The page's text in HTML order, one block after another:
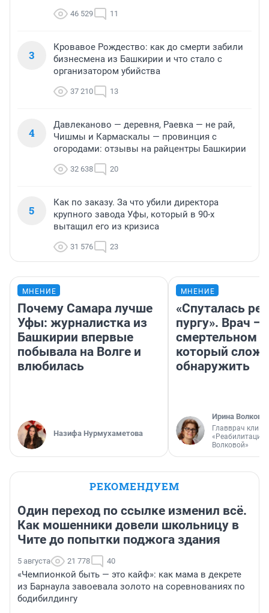
46 529 11
3
Кровавое Рождество: как до смерти забили
бизнесмена из Башкирии и что стало с
организатором убийства
37 210 13
4
Давлеканово — деревня, Раевка — не рай,
Чишмы и Кармаскалы — провинция с
огородами: отзывы на райцентры Башкирии
32 638 20
5
Как по заказу. За что убили директора
крупного завода Уфы, который в 90-х
вытащил его из кризиса
31 576 23
МНЕНИЕ
Почему Самара лучше
Уфы: журналистка из
Башкирии впервые
побывала на Волге и
влюбилась
Назифа Нурмухаметова
МНЕНИЕ
«Спуталась
пургу». Врач —
смертельном
который
обнаружить
Ирина Волкова
Главврач
«Реабилитация
Волковой»
РЕКОМЕНДУЕМ
Один переход по ссылке изменил всё.
Как мошенники довели школьницу в
Чите до попытки поджога здания
5 августа 21 778 40
«Чемпионкой быть — это кайф»: как мама в декрете
из Барнаула завоевала золото на соревнованиях по
бодибилдингу